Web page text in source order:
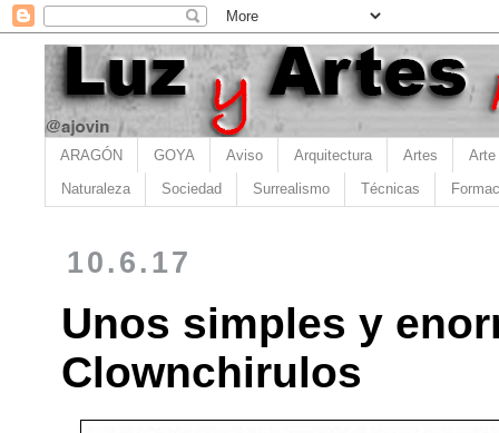
ARAGÓN GOYA Aviso Arquitectura Artes Arte
Naturaleza Sociedad Surrealismo Técnicas
10.6.17
Unos simples y
Clownchirulos